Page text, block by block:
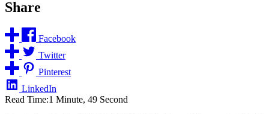
Share
Facebook
Twitter
Pinterest
LinkedIn
Read Time:1 Minute, 49 Second